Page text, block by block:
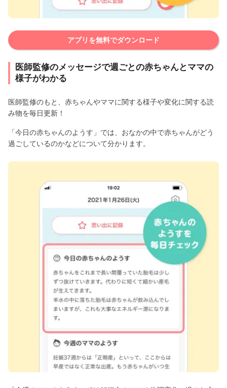
アプリを無料でダウンロード
医師監修のメッセージで週ごとの赤ちゃんとママの
様子がわかる
医師監修のもと、赤ちゃんやママに関する様子や変化に関する読
み物を毎日更新！
「今日の赤ちゃんのようす」では、おなかの中で赤ちゃんがどう
過ごしているのかなどについて分かります。